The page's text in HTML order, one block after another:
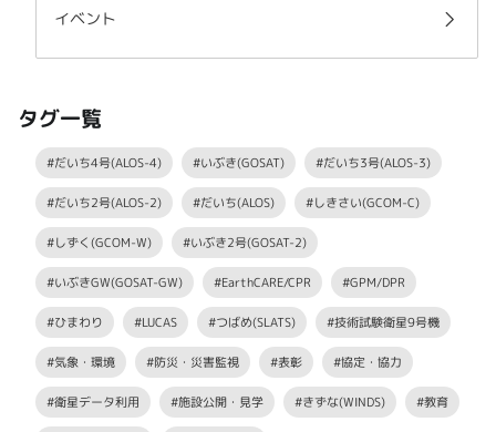
イベント
タグ一覧
#だいち4号(ALOS-4) #いぶき(GOSAT) #だいち3号(ALOS-3)
#だいち2号(ALOS-2) #だいち(ALOS) #しきさい(GCOM-C)
#しずく(GCOM-W) #いぶき2号(GOSAT-2)
#いぶきGW(GOSAT-GW) #EarthCARE/CPR #GPM/DPR
#ひまわり #LUCAS #つばめ(SLATS) #技術試験衛星9号機
#気象・環境 #防災・災害監視 #表彰 #協定・協力
#衛星データ利用 #施設公開・見学 #きずな(WINDS) #教育